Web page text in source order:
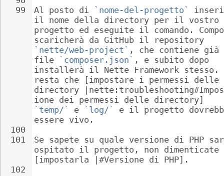
99
100
101
102
Al posto di
`nome-del-progetto`
il nome della directory per il vostro
progetto ed eseguite il comando.
scaricherà da GitHub il repository
`nette/web-project` , che contiene
file
`composer.json` , e subito dopo
installerà il Nette Framework stesso.
resta che [impostare i permessi delle
directory
ione dei permessi delle directory]
`temp/`
e `log/`
e il progetto
essere vivo.
Se sapete su quale versione di PHP
ospitato il progetto, non
[impostarla |#Versione di PHP].